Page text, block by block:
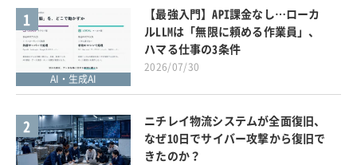
1
AI・生成AI
【最強入門】API課金なし…ローカ
ルLLMは「無限に頼める作業員」、
ハマる仕事の3条件
2026/07/30
2
ニチレイ物流システムが全面復旧、
なぜ10日でサイバー攻撃から復旧で
きたのか？